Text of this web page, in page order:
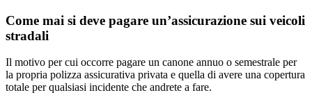
Come mai si deve pagare un’assicurazione sui veicoli
stradali
Il motivo per cui occorre pagare un canone annuo o semestrale per
la propria polizza assicurativa privata e quella di avere una copertura
totale per qualsiasi incidente che andrete a fare.